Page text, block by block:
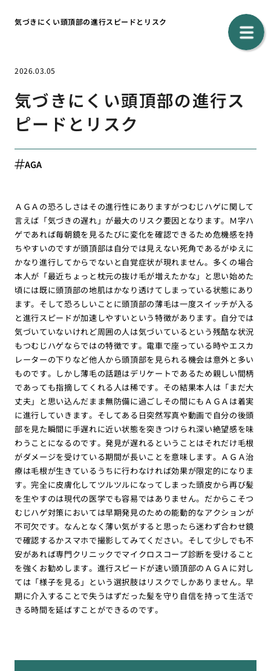
気づきにくい頭頂部の進行スピードとリスク
2026.03.05
気づきにくい頭頂部の進行ス
ピードとリスク
AGA
ＡＧＡの恐ろしさはその進行性にありますがつむじハゲに関して
言えば「気づきの遅れ」が最大のリスク要因となります。Ｍ字ハ
ゲであれば毎朝鏡を見るたびに変化を確認できるため危機感を持
ちやすいのですが頭頂部は自分では見えない死角であるがゆえに
かなり進行してからでないと自覚症状が現れません。多くの場合
本人が「最近ちょっと枕元の抜け毛が増えたかな」と思い始めた
頃には既に頭頂部の地肌はかなり透けてしまっている状態にあり
ます。そして恐ろしいことに頭頂部の薄毛は一度スイッチが入る
と進行スピードが加速しやすいという特徴があります。自分では
気づいていないけれど周囲の人は気づいているという残酷な状況
もつむじハゲならではの特徴です。電車で座っている時やエスカ
レーターの下りなど他人から頭頂部を見られる機会は意外と多い
ものです。しかし薄毛の話題はデリケートであるため親しい間柄
であっても指摘してくれる人は稀です。その結果本人は「まだ大
丈夫」と思い込んだまま無防備に過ごしその間にもＡＧＡは着実
に進行していきます。そしてある日突然写真や動画で自分の後頭
部を見た瞬間に手遅れに近い状態を突きつけられ深い絶望感を味
わうことになるのです。発見が遅れるということはそれだけ毛根
がダメージを受けている期間が長いことを意味します。ＡＧＡ治
療は毛根が生きているうちに行わなければ効果が限定的になりま
す。完全に皮膚化してツルツルになってしまった頭皮から再び髪
を生やすのは現代の医学でも容易ではありません。だからこそつ
むじハゲ対策においては早期発見のための能動的なアクションが
不可欠です。なんとなく薄い気がすると思ったら迷わず合わせ鏡
で確認するかスマホで撮影してみてください。そして少しでも不
安があれば専門クリニックでマイクロスコープ診断を受けること
を強くお勧めします。進行スピードが速い頭頂部のＡＧＡに対し
ては「様子を見る」という選択肢はリスクでしかありません。早
期に介入することで失うはずだった髪を守り自信を持って生活で
きる時間を延ばすことができるのです。